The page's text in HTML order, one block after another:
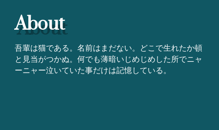
About
吾輩は猫である。名前はまだない。どこで生れたか頓
と見当がつかぬ。何でも薄暗いじめじめした所でニャ
ーニャー泣いていた事だけは記憶している。